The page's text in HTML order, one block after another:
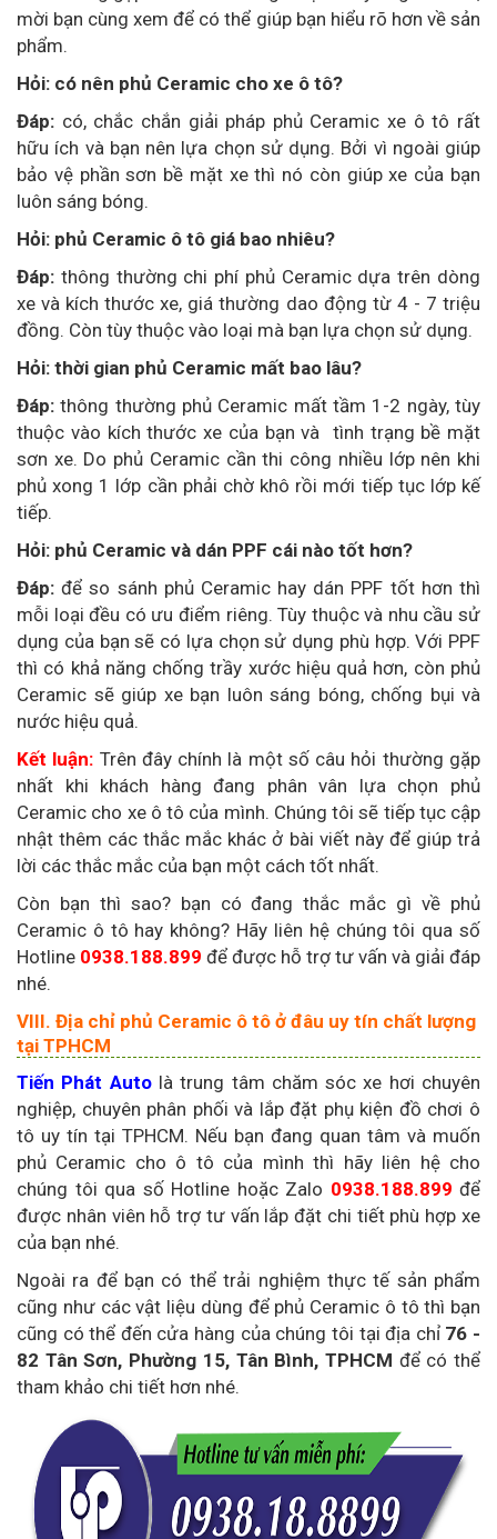
mời bạn cùng xem để có thể giúp bạn hiểu rõ hơn về sản
phẩm.
Hỏi: có nên phủ Ceramic cho xe ô tô?
Đáp: có, chắc chắn giải pháp phủ Ceramic xe ô tô rất
hữu ích và bạn nên lựa chọn sử dụng. Bởi vì ngoài giúp
bảo vệ phần sơn bề mặt xe thì nó còn giúp xe của bạn
luôn sáng bóng.
Hỏi: phủ Ceramic ô tô giá bao nhiêu?
Đáp: thông thường chi phí phủ Ceramic dựa trên dòng
xe và kích thước xe, giá thường dao động từ 4 - 7 triệu
đồng. Còn tùy thuộc vào loại mà bạn lựa chọn sử dụng.
Hỏi: thời gian phủ Ceramic mất bao lâu?
Đáp: thông thường phủ Ceramic mất tầm 1-2 ngày, tùy
thuộc vào kích thước xe của bạn và tình trạng bề mặt
sơn xe. Do phủ Ceramic cần thi công nhiều lớp nên khi
phủ xong 1 lớp cần phải chờ khô rồi mới tiếp tục lớp kế
tiếp.
Hỏi: phủ Ceramic và dán PPF cái nào tốt hơn?
Đáp: để so sánh phủ Ceramic hay dán PPF tốt hơn thì
mỗi loại đều có ưu điểm riêng. Tùy thuộc và nhu cầu sử
dụng của bạn sẽ có lựa chọn sử dụng phù hợp. Với PPF
thì có khả năng chống trầy xước hiệu quả hơn, còn phủ
Ceramic sẽ giúp xe bạn luôn sáng bóng, chống bụi và
nước hiệu quả.
Kết luận: Trên đây chính là một số câu hỏi thường gặp
nhất khi khách hàng đang phân vân lựa chọn phủ
Ceramic cho xe ô tô của mình. Chúng tôi sẽ tiếp tục cập
nhật thêm các thắc mắc khác ở bài viết này để giúp trả
lời các thắc mắc của bạn một cách tốt nhất.
Còn bạn thì sao? bạn có đang thắc mắc gì về phủ
Ceramic ô tô hay không? Hãy liên hệ chúng tôi qua số
Hotline 0938.188.899 để được hỗ trợ tư vấn và giải đáp
nhé.
VIII. Địa chỉ phủ Ceramic ô tô ở đâu uy tín chất lượng
tại TPHCM
Tiến Phát Autolà trung tâm chăm sóc xe hơi chuyên
nghiệp, chuyên phân phối và lắp đặt phụ kiện đồ chơi ô
tô uy tín tại TPHCM. Nếu bạn đang quan tâm và muốn
phủ Ceramic cho ô tô của mình thì hãy liên hệ cho
chúng tôi qua số Hotline hoặc Zalo 0938.188.899 để
được nhân viên hỗ trợ tư vấn lắp đặt chi tiết phù hợp xe
của bạn nhé.
Ngoài ra để bạn có thể trải nghiệm thực tế sản phẩm
cũng như các vật liệu dùng để phủ Ceramic ô tô thì bạn
cũng có thể đến cửa hàng của chúng tôi tại địa chỉ 76 -
82 Tân Sơn, Phường 15, Tân Bình, TPHCM để có thể
tham khảo chi tiết hơn nhé.